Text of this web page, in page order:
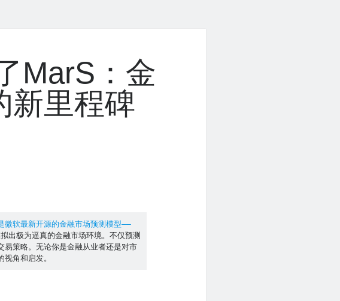
MarS：金
新里程碑
微软最新开源的金融市场预测模型——
出极为逼真的金融市场环境。不仅预测
易策略。无论你是金融从业者还是对市
角和启发。